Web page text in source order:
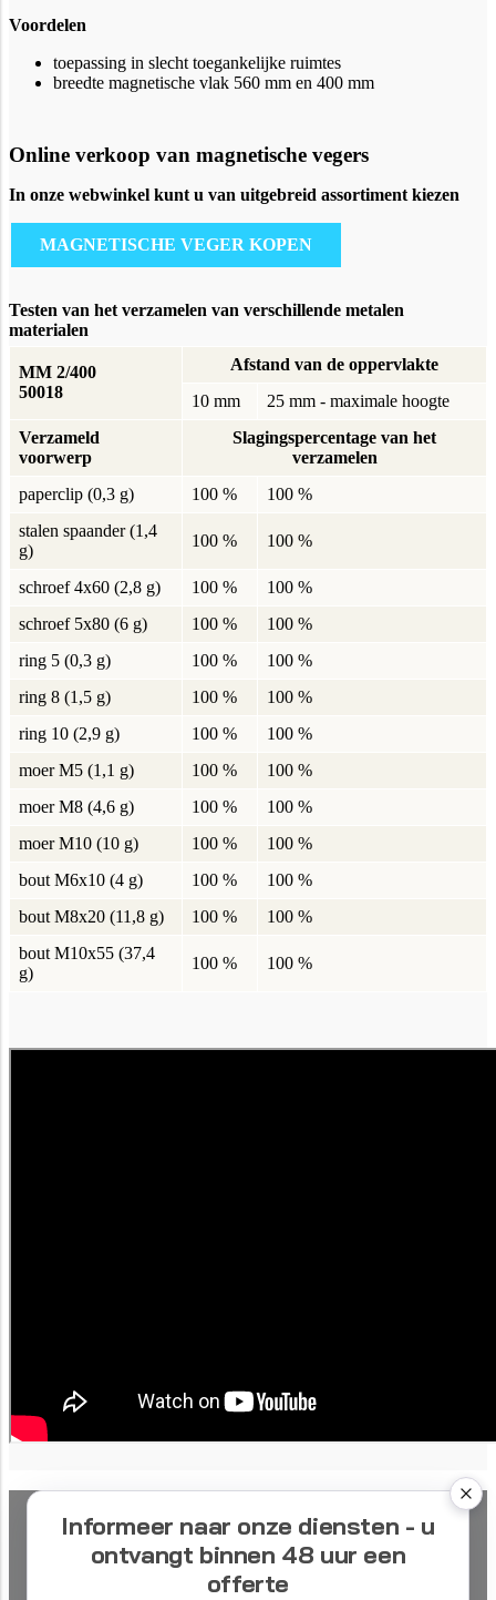
Voordelen
toepassing in slecht toegankelijke ruimtes
breedte magnetische vlak 560 mm en 400 mm
Online verkoop van magnetische vegers
In onze webwinkel kunt u van uitgebreid assortiment kiezen
MAGNETISCHE VEGER KOPEN
Testen van het verzamelen van verschillende metalen
materialen
MM 2/400
50018
Afstand van de oppervlakte
10 mm
25 mm - maximale hoogte
Verzameld
voorwerp
Slagingspercentage van het
verzamelen
paperclip (0,3 g)
100 %
100 %
stalen spaander (1,4
g)
100 % 100 %
schroef 4x60 (2,8 g) 100 %
100 %
schroef 5x80 (6 g)
100 %
100 %
ring 5 (0,3 g)
100 %
100 %
ring 8 (1,5 g)
100 %
100 %
ring 10 (2,9 g)
100 %
100 %
moer M5 (1,1 g)
100 %
100 %
moer M8 (4,6 g)
100 %
100 %
moer M10 (10 g)
100 %
100 %
bout M6x10 (4 g)
100 %
100 %
bout M8x20 (11,8 g)
100 %
100 %
bout M10x55 (37,4
g)
100 % 100 %
Informeer naar onze diensten - u
ontvangt binnen 48 uur een
offerte